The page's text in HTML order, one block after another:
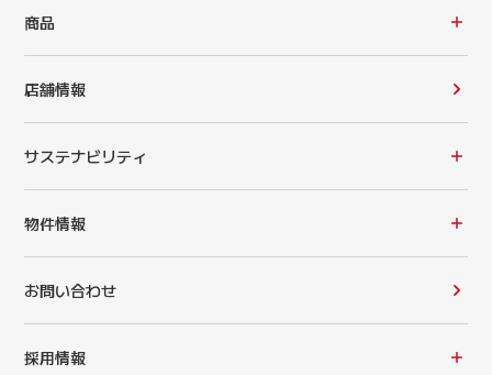
商品
店舗情報
サステナビリティ
物件情報
お問い合わせ
採用情報